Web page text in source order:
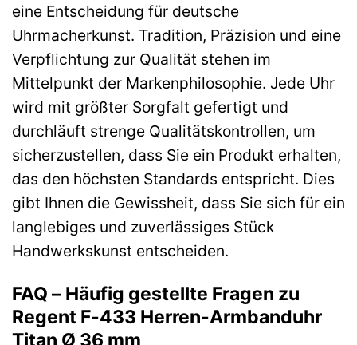
eine Entscheidung für deutsche
Uhrmacherkunst. Tradition, Präzision und eine
Verpflichtung zur Qualität stehen im
Mittelpunkt der Markenphilosophie. Jede Uhr
wird mit größter Sorgfalt gefertigt und
durchläuft strenge Qualitätskontrollen, um
sicherzustellen, dass Sie ein Produkt erhalten,
das den höchsten Standards entspricht. Dies
gibt Ihnen die Gewissheit, dass Sie sich für ein
langlebiges und zuverlässiges Stück
Handwerkskunst entscheiden.
FAQ – Häufig gestellte Fragen zu
Regent F-433 Herren-Armbanduhr
Titan Ø 36 mm